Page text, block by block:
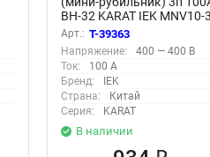
ВН-32 KARAT IEK MNV10-
100
Арт.: T-39363
Напряжение:
400 — 400 В
Ток:
100 А
Бренд:
IEK
Страна:
Китай
Серия:
KARAT
В наличии